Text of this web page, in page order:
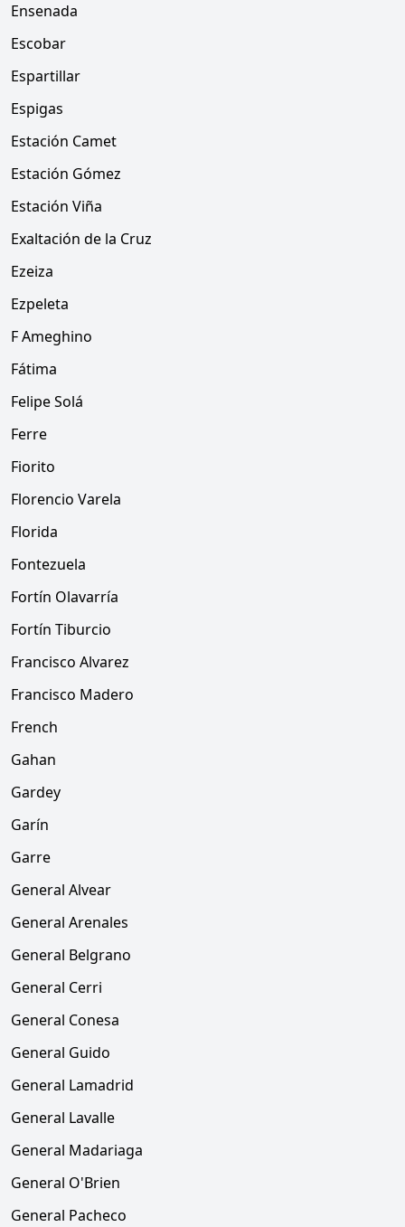
Ensenada
Escobar
Espartillar
Espigas
Estación Camet
Estación Gómez
Estación Viña
Exaltación de la Cruz
Ezeiza
Ezpeleta
F Ameghino
Fátima
Felipe Solá
Ferre
Fiorito
Florencio Varela
Florida
Fontezuela
Fortín Olavarría
Fortín Tiburcio
Francisco Alvarez
Francisco Madero
French
Gahan
Gardey
Garín
Garre
General Alvear
General Arenales
General Belgrano
General Cerri
General Conesa
General Guido
General Lamadrid
General Lavalle
General Madariaga
General O'Brien
General Pacheco